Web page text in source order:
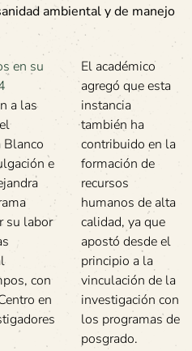
ambiental y de manejo
a las
Blanco
e
su labor
con
en
El académico
agregó que esta
instancia
también ha
contribuido en la
formación de
recursos
humanos de alta
calidad, ya que
apostó desde el
principio a la
vinculación de la
investigación con
los programas de
posgrado.